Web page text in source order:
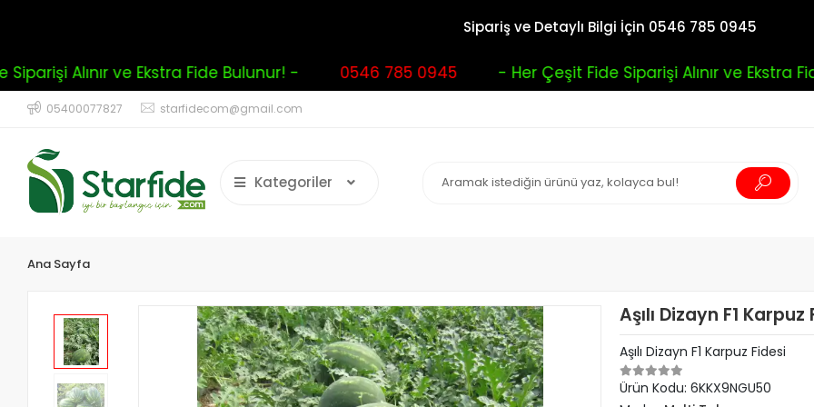
Sipariş ve Detaylı Bilgi İçin 0546 785 0945
Alınır ve Ekstra Fide Bulunur! - 0546 785 0945 - Her Çeşit Fide Siparişi Alınır ve Ekstra
05400077827 starfidecom@gmail.com
Kategoriler
Ana Sayfa
Aşılı Dizayn F1 Karpuz
Aşılı Dizayn F1 Karpuz Fidesi
Ürün Kodu: 6KKX9NGU50